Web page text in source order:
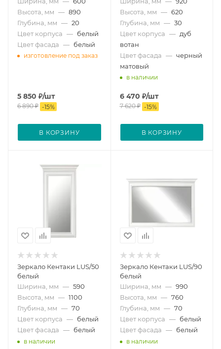
Высота, мм — 890
Глубина, мм — 20
Цвет корпуса — белый
Цвет фасада — белый
изготовление под заказ
5 850 ₽/шт
6 890₽ -15%
В КОРЗИНУ
Высота, мм — 620
Глубина, мм — 30
Цвет корпуса — дуб
вотан
Цвет фасада — черный
матовый
в наличии
6 470 ₽/шт
7 620₽ -15%
В КОРЗИНУ
Зеркало Кентаки LUS/50
белый
Ширина, мм — 590
Высота, мм — 1100
Глубина, мм — 70
Цвет корпуса — белый
Цвет фасада — белый
в наличии
Зеркало Кентаки LUS/90
белый
Ширина, мм — 990
Высота, мм — 760
Глубина, мм — 70
Цвет корпуса — белый
Цвет фасада — белый
в наличии